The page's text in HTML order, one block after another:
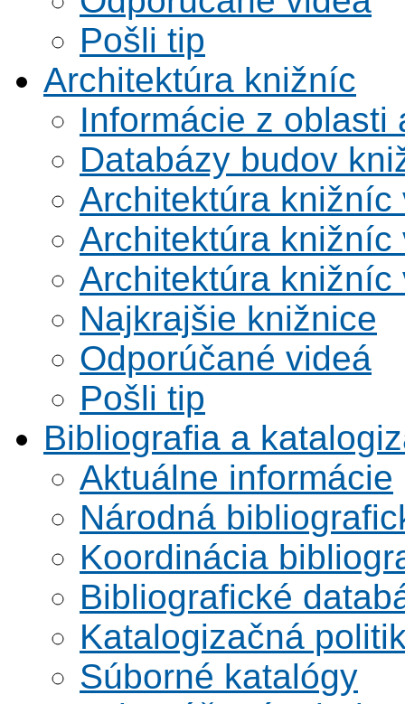
Pošli tip
Architektúra knižníc
Informácie z oblasti
Databázy budov
Architektúra knižníc
Architektúra knižníc
Architektúra knižníc
Najkrajšie knižnice
Odporúčané videá
Pošli tip
Bibliografia a
Aktuálne informácie
Národná
Koordinácia
Bibliografické
Katalogizačná
Súborné katalógy